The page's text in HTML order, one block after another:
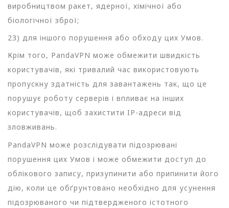
виробництвом ракет, ядерної, хімічної або
біологічної зброї;
23) для іншого порушення або обходу цих Умов.
Крім того, PandaVPN може обмежити швидкість
користувачів, які тривалий час використовують
пропускну здатність для завантажень так, що це
порушує роботу серверів і впливає на інших
користувачів, щоб захистити IP-адреси від
зловживань.
PandaVPN може розслідувати підозрювані
порушення цих Умов і може обмежити доступ до
облікового запису, призупинити або припинити його
дію, коли це обґрунтовано необхідно для усунення
підозрюваного чи підтвердженого істотного